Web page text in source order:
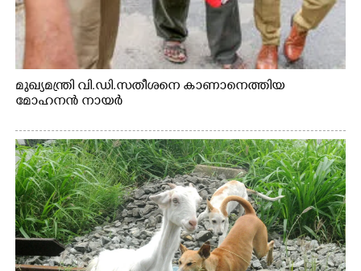
മുഖ്യമന്ത്രി വി.ഡി.സതീശനെ കാണാനെത്തിയ
മോഹനൻ നായർ